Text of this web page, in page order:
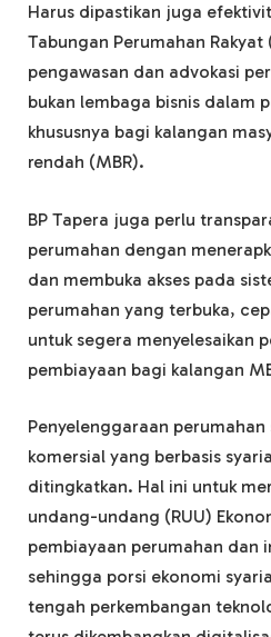
Harus dipastikan juga
Tabungan Perumahan Rakyat
pengawasan dan advokasi
bukan lembaga bisnis dalam
khususnya bagi kalangan
rendah (MBR).
BP Tapera juga perlu
perumahan dengan
dan membuka akses pada
perumahan yang terbuka,
untuk segera menyelesaikan
pembiayaan bagi kalangan
Penyelenggaraan perumahan
komersial yang berbasis
ditingkatkan. Hal ini untuk
undang-undang (RUU)
pembiayaan perumahan dan
sehingga porsi ekonomi
tengah perkembangan